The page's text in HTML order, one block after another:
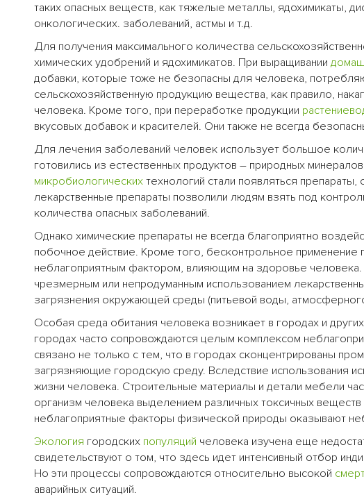
таких опасных веществ, как тяжелые металлы, ядохимикаты,
онкологических. заболеваний, астмы и т.д.
Для получения максимального количества
химических удобрений и ядохимикатов. При выращивании
добавки, которые тоже не безопасны для человека,
сельскохозяйственную продукцию вещества, как правило,
человека. Кроме того, при переработке продукции
вкусовых добавок и красителей. Они также не всегда
Для лечения заболеваний человек использует большое
готовились из естественных продуктов – природных
микробиологических технологий стали появляться
лекарственные препараты позволили людям взять под
количества опасных заболеваний.
Однако химические препараты не всегда благоприятно
побочное действие. Кроме того, бесконтрольное применение
неблагоприятным фактором, влияющим на здоровье
чрезмерным или непродуманным использованием
загрязнения окружающей среды (питьевой воды,
Особая среда обитания человека возникает в городах и
городах часто сопровождаются целым комплексом
связано не только с тем, что в городах сконцентрированы
загрязняющие городскую среду. Вследствие использования
жизни человека. Строительные материалы и детали мебели
организм человека выделением различных токсичных
неблагоприятные факторы физической природы оказывают
Экология городских популяций человека изучена еще
свидетельствуют о том, что здесь идет интенсивный отбор
Но эти процессы сопровождаются относительно высокой
аварийных ситуаций.